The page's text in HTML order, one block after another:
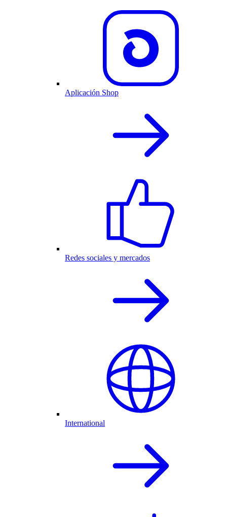
Aplicación Shop
Redes sociales y mercados
International